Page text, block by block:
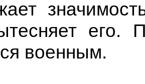
его.
военным.